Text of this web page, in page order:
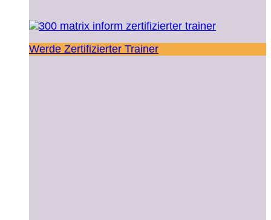
Werde Zertifizierter Trainer